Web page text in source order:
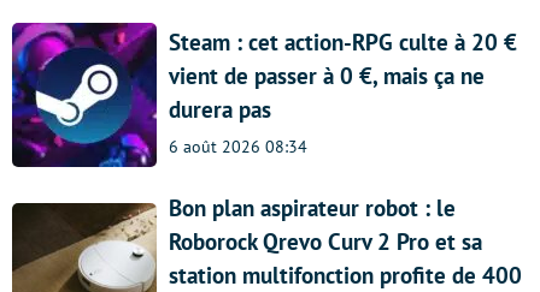
Steam : cet action-RPG culte à 20 €
vient de passer à 0 €, mais ça ne
durera pas
6 août 2026 08:34
Bon plan aspirateur robot : le
Roborock Qrevo Curv 2 Pro et sa
station multifonction profite de 400